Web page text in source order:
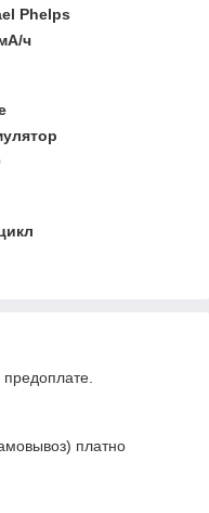
Phelps
ч
платно